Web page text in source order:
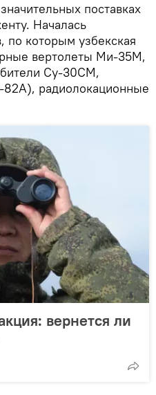
поставках
Началась
по которым узбекская
вертолеты Ми-35М,
Су-30СМ,
радиолокационные
вернется ли